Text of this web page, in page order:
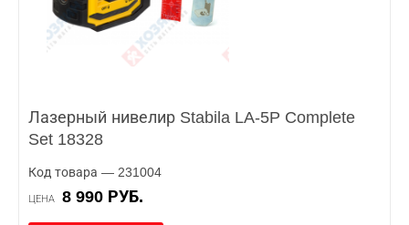
Лазерный нивелир Stabila LA-5P Complete
Set 18328
Код товара — 231004
ЦЕНА 8 990 РУБ.